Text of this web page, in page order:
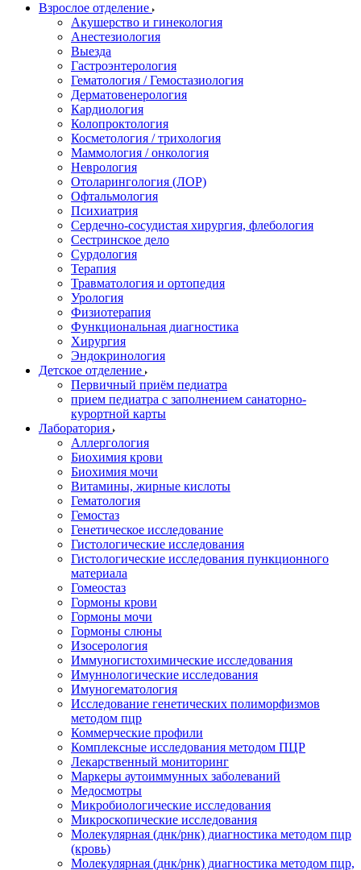
Взрослое отделение
Акушерство и гинекология
Анестезиология
Выезда
Гастроэнтерология
Гематология / Гемостазиология
Дерматовенерология
Кардиология
Колопроктология
Косметология / трихология
Маммология / онкология
Неврология
Отоларингология (ЛОР)
Офтальмология
Психиатрия
Сердечно-сосудистая хирургия, флебология
Сестринское дело
Сурдология
Терапия
Травматология и ортопедия
Урология
Физиотерапия
Функциональная диагностика
Хирургия
Эндокринология
Детское отделение
Первичный приём педиатра
прием педиатра с заполнением санаторно-
курортной карты
Лаборатория
Аллергология
Биохимия крови
Биохимия мочи
Витамины, жирные кислоты
Гематология
Гемостаз
Генетическое исследование
Гистологические исследования
Гистологические исследования пункционного
материала
Гомеостаз
Гормоны крови
Гормоны мочи
Гормоны слюны
Изосерология
Иммуногистохимические исследования
Имуннологические исследования
Имуногематология
Исследование генетических полиморфизмов
методом пцр
Коммерческие профили
Комплексные исследования методом ПЦР
Лекарственный мониторинг
Маркеры аутоиммунных заболеваний
Медосмотры
Микробиологические исследования
Микроскопические исследования
Молекулярная (днк/рнк) диагностика методом пцр
(кровь)
Молекулярная (днк/рнк) диагностика методом пцр,